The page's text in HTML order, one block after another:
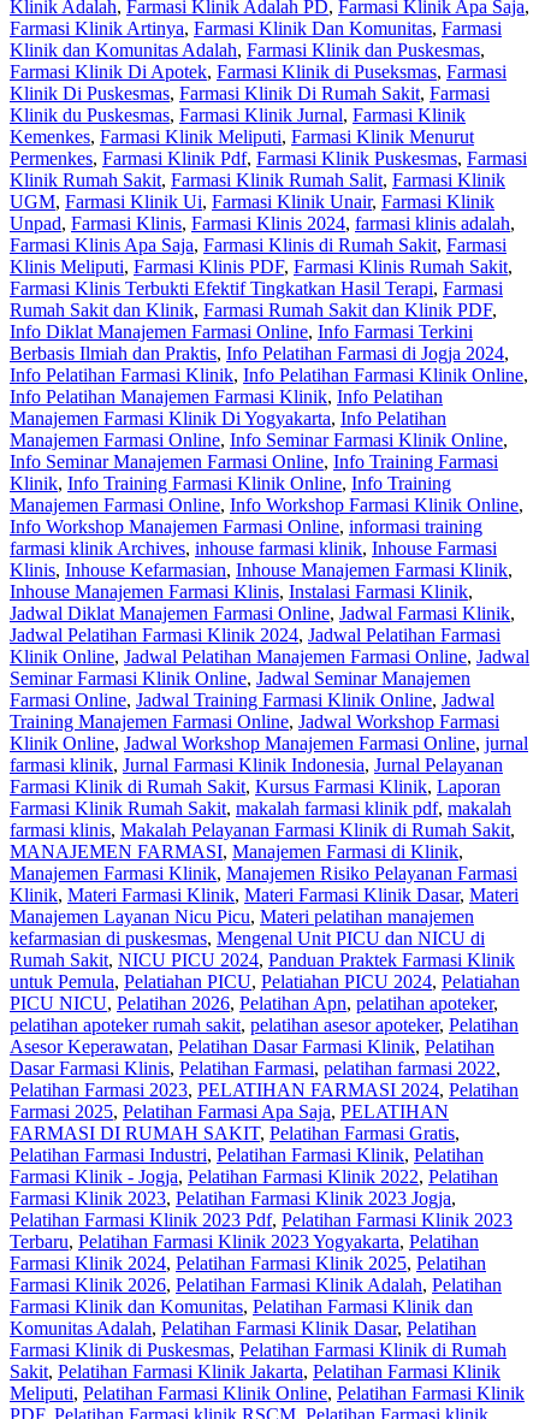
Klinik Adalah, Farmasi Klinik Adalah PD, Farmasi Klinik Apa Saja,
Farmasi Klinik Artinya, Farmasi Klinik Dan Komunitas, Farmasi
Klinik dan Komunitas Adalah, Farmasi Klinik dan Puskesmas,
Farmasi Klinik Di Apotek, Farmasi Klinik di Puseksmas, Farmasi
Klinik Di Puskesmas, Farmasi Klinik Di Rumah Sakit, Farmasi
Klinik du Puskesmas, Farmasi Klinik Jurnal, Farmasi Klinik
Kemenkes, Farmasi Klinik Meliputi, Farmasi Klinik Menurut
Permenkes, Farmasi Klinik Pdf, Farmasi Klinik Puskesmas, Farmasi
Klinik Rumah Sakit, Farmasi Klinik Rumah Salit, Farmasi Klinik
UGM, Farmasi Klinik Ui, Farmasi Klinik Unair, Farmasi Klinik
Unpad, Farmasi Klinis, Farmasi Klinis 2024, farmasi klinis adalah,
Farmasi Klinis Apa Saja, Farmasi Klinis di Rumah Sakit, Farmasi
Klinis Meliputi, Farmasi Klinis PDF, Farmasi Klinis Rumah Sakit,
Farmasi Klinis Terbukti Efektif Tingkatkan Hasil Terapi, Farmasi
Rumah Sakit dan Klinik, Farmasi Rumah Sakit dan Klinik PDF,
Info Diklat Manajemen Farmasi Online, Info Farmasi Terkini
Berbasis Ilmiah dan Praktis, Info Pelatihan Farmasi di Jogja 2024,
Info Pelatihan Farmasi Klinik, Info Pelatihan Farmasi Klinik Online,
Info Pelatihan Manajemen Farmasi Klinik, Info Pelatihan
Manajemen Farmasi Klinik Di Yogyakarta, Info Pelatihan
Manajemen Farmasi Online, Info Seminar Farmasi Klinik Online,
Info Seminar Manajemen Farmasi Online, Info Training Farmasi
Klinik, Info Training Farmasi Klinik Online, Info Training
Manajemen Farmasi Online, Info Workshop Farmasi Klinik Online,
Info Workshop Manajemen Farmasi Online, informasi training
farmasi klinik Archives, inhouse farmasi klinik, Inhouse Farmasi
Klinis, Inhouse Kefarmasian, Inhouse Manajemen Farmasi Klinik,
Inhouse Manajemen Farmasi Klinis, Instalasi Farmasi Klinik,
Jadwal Diklat Manajemen Farmasi Online, Jadwal Farmasi Klinik,
Jadwal Pelatihan Farmasi Klinik 2024, Jadwal Pelatihan Farmasi
Klinik Online, Jadwal Pelatihan Manajemen Farmasi Online, Jadwal
Seminar Farmasi Klinik Online, Jadwal Seminar Manajemen
Farmasi Online, Jadwal Training Farmasi Klinik Online, Jadwal
Training Manajemen Farmasi Online, Jadwal Workshop Farmasi
Klinik Online, Jadwal Workshop Manajemen Farmasi Online, jurnal
farmasi klinik, Jurnal Farmasi Klinik Indonesia, Jurnal Pelayanan
Farmasi Klinik di Rumah Sakit, Kursus Farmasi Klinik, Laporan
Farmasi Klinik Rumah Sakit, makalah farmasi klinik pdf, makalah
farmasi klinis, Makalah Pelayanan Farmasi Klinik di Rumah Sakit,
MANAJEMEN FARMASI, Manajemen Farmasi di Klinik,
Manajemen Farmasi Klinik, Manajemen Risiko Pelayanan Farmasi
Klinik, Materi Farmasi Klinik, Materi Farmasi Klinik Dasar, Materi
Manajemen Layanan Nicu Picu, Materi pelatihan manajemen
kefarmasian di puskesmas, Mengenal Unit PICU dan NICU di
Rumah Sakit, NICU PICU 2024, Panduan Praktek Farmasi Klinik
untuk Pemula, Pelatiahan PICU, Pelatiahan PICU 2024, Pelatiahan
PICU NICU, Pelatihan 2026, Pelatihan Apn, pelatihan apoteker,
pelatihan apoteker rumah sakit, pelatihan asesor apoteker, Pelatihan
Asesor Keperawatan, Pelatihan Dasar Farmasi Klinik, Pelatihan
Dasar Farmasi Klinis, Pelatihan Farmasi, pelatihan farmasi 2022,
Pelatihan Farmasi 2023, PELATIHAN FARMASI 2024, Pelatihan
Farmasi 2025, Pelatihan Farmasi Apa Saja, PELATIHAN
FARMASI DI RUMAH SAKIT, Pelatihan Farmasi Gratis,
Pelatihan Farmasi Industri, Pelatihan Farmasi Klinik, Pelatihan
Farmasi Klinik - Jogja, Pelatihan Farmasi Klinik 2022, Pelatihan
Farmasi Klinik 2023, Pelatihan Farmasi Klinik 2023 Jogja,
Pelatihan Farmasi Klinik 2023 Pdf, Pelatihan Farmasi Klinik 2023
Terbaru, Pelatihan Farmasi Klinik 2023 Yogyakarta, Pelatihan
Farmasi Klinik 2024, Pelatihan Farmasi Klinik 2025, Pelatihan
Farmasi Klinik 2026, Pelatihan Farmasi Klinik Adalah, Pelatihan
Farmasi Klinik dan Komunitas, Pelatihan Farmasi Klinik dan
Komunitas Adalah, Pelatihan Farmasi Klinik Dasar, Pelatihan
Farmasi Klinik di Puskesmas, Pelatihan Farmasi Klinik di Rumah
Sakit, Pelatihan Farmasi Klinik Jakarta, Pelatihan Farmasi Klinik
Meliputi, Pelatihan Farmasi Klinik Online, Pelatihan Farmasi Klinik
PDF, Pelatihan Farmasi klinik RSCM, Pelatihan Farmasi klinik